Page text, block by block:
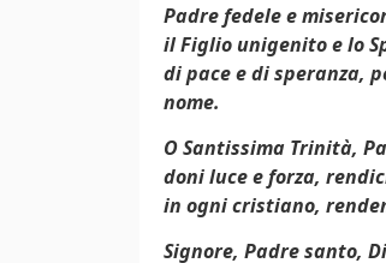
Padre fedele e
il Figlio unigenito e lo
di pace e di speranza,
nome.
O Santissima Trinità,
doni luce e forza,
in ogni cristiano,
Signore, Padre santo,